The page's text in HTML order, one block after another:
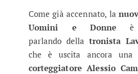
Come già accennato, la
Uomini e Donne è
parlando della tronista
che è uscita ancora
corteggiatore Alessio